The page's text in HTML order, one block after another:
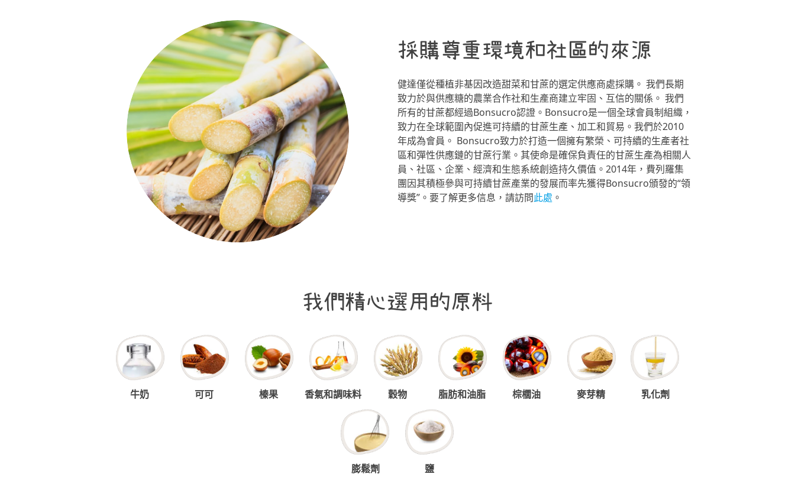
採購尊重環境和社區的來源
健達僅從種植非基因改造甜菜和甘蔗的選定供應商處採購。 我們長期
致力於與供應糖的農業合作社和生產商建立牢固、互信的關係。 我們
所有的甘蔗都經過Bonsucro認證。Bonsucro是一個全球會員制組織，
致力在全球範圍內促進可持續的甘蔗生產、加工和貿易。我們於2010
年成為會員。 Bonsucro致力於打造一個擁有繁榮、可持續的生產者社
區和彈性供應鏈的甘蔗行業。其使命是確保負責任的甘蔗生產為相關人
員、社區、企業、經濟和生態系統創造持久價值。2014年，費列羅集
團因其積極參與可持續甘蔗產業的發展而率先獲得Bonsucro頒發的“領
導獎”。要了解更多信息，請訪問此處 。
我們精心選用的原料
牛奶 可可 榛果 香氣和調味料 穀物 脂肪和油脂 棕櫚油 麥芽精 乳化劑
膨鬆劑 鹽